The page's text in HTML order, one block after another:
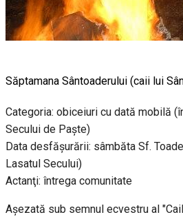
Săptamana Sântoaderului (caii lui
Categoria: obiceiuri cu dată mobilă
Secului de Paște)
Data desfăşurării: sâmbăta Sf.
Lasatul Secului)
Actanţi: întrega comunitate
Aşezată sub semnul ecvestru al